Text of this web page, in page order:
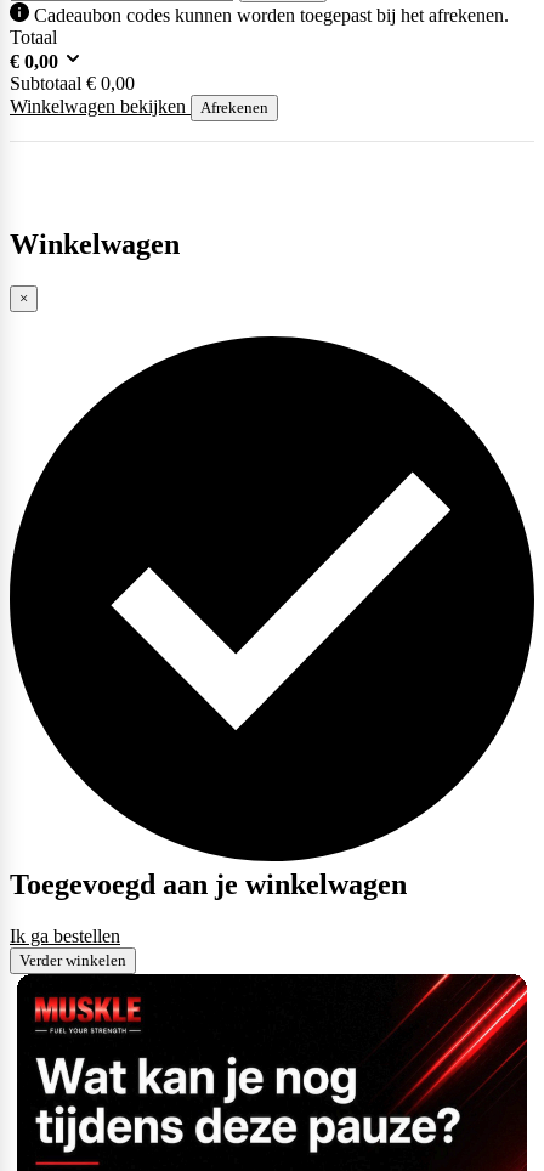
Cadeaubon codes kunnen worden toegepast bij het afrekenen.
Totaal
€ 0,00
Subtotaal € 0,00
Winkelwagen bekijken
Afrekenen
Winkelwagen
×
Toegevoegd aan je winkelwagen
Ik ga bestellen
Verder winkelen